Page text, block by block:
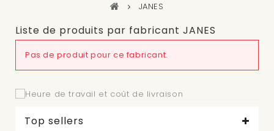
JANES
Liste de produits par fabricant JANES
Pas de produit pour ce fabricant.
Top sellers